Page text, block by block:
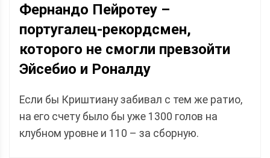
Фернандо Пейротеу –
португалец-рекордсмен,
которого не смогли превзойти
Эйсебио и Роналду
Если бы Криштиану забивал с тем же ратио,
на его счету было бы уже 1300 голов на
клубном уровне и 110 – за сборную.